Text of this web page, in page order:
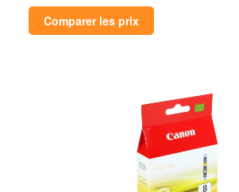
Comparer les prix